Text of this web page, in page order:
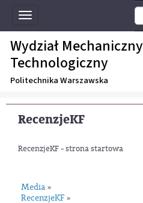
Toggle
navigation
Wydział Mechaniczny
Technologiczny
Politechnika Warszawska
RecenzjeKF
RecenzjeKF - strona startowa
Media »
RecenzjeKF »